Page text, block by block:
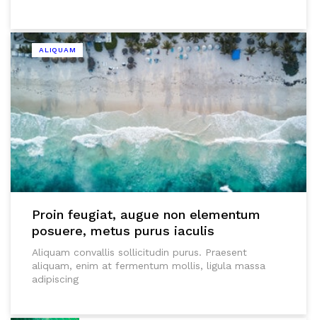
ALIQUAM
Proin feugiat, augue non elementum
posuere, metus purus iaculis
Aliquam convallis sollicitudin purus. Praesent
aliquam, enim at fermentum mollis, ligula massa
adipiscing